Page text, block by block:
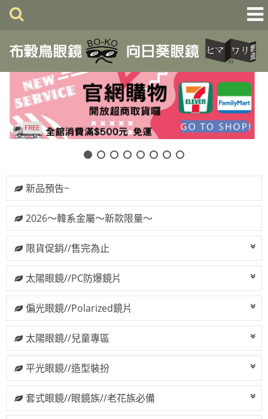
新品預告~
2026～韓系金屬～新款限量～
限貨促銷//售完為止
太陽眼鏡//PC防爆鏡片
偏光眼鏡//Polarized鏡片
太陽眼鏡//兒童專區
平光眼鏡//造型裝扮
套式眼鏡//眼鏡族//老花族必備